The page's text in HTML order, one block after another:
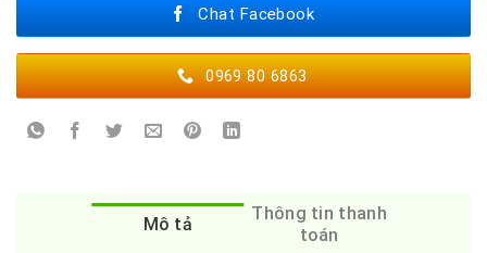
Chat Facebook
0969 80 6863
Mô tả
Thông tin thanh
toán